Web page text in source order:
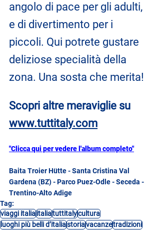
angolo di pace per gli adulti,
e di divertimento per i
piccoli. Qui potrete gustare
deliziose specialità della
zona. Una sosta che merita!
Scopri altre meraviglie su
www.tuttitaly.com
"Clicca qui per vedere l'album completo"
Baita Troier Hütte - Santa Cristina Val
Gardena (BZ) - Parco Puez-Odle - Seceda -
Trentino-Alto Adige
Tag:
viaggi italiaitaliatuttitalycultura
luoghi più belli d’italiastoriavacanzetradizioni